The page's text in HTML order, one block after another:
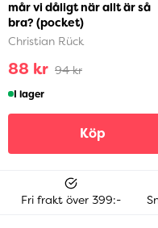
mår vi dåligt när allt är så
bra? (pocket)
Christian Rück
88 kr 94 kr
I lager
Köp
Fri frakt över 399:-